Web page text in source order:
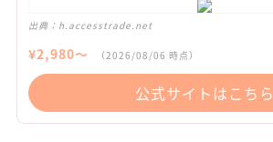
出典： h.accesstrade.net
¥2,980〜 （2026/08/06 時点）
公式サイトはこちら